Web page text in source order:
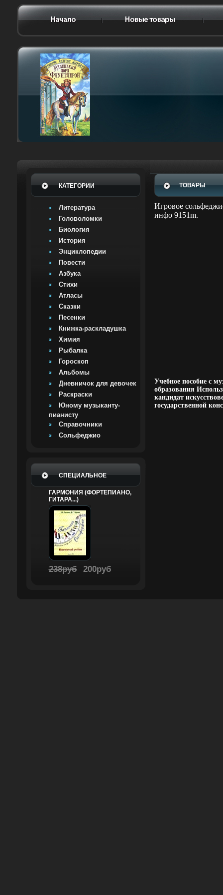
КАТЕГОРИИ
Литература
Головоломки
Биология
История
Энциклопедии
Повести
Азбука
Стихи
Атласы
Сказки
Песенки
Книжка-раскладушка
Химия
Рыбалка
Гороскоп
Альбомы
Дневничок для девочек
Раскраски
Юному музыканту-
пианисту
Справочники
Сольфеджио
СПЕЦИАЛЬНОЕ
ГАРМОНИЯ (ФОРТЕПИАНО,
ГИТАРА...)
238руб 200руб
ТОВАРЫ
Игровое
инфо 9151m.
Учебное пособие с
образования
кандидат
государственной